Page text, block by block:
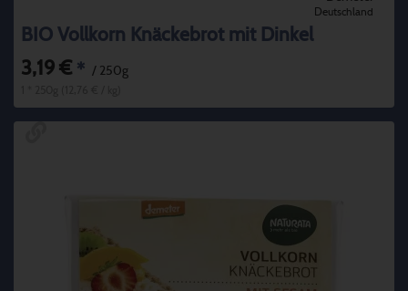
Deutschland
BIO Vollkorn Knäckebrot mit Dinkel
3,19 € * / 250g